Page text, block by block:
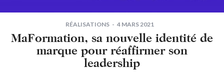
RÉALISATIONS 4 MARS 2021
MaFormation, sa nouvelle identité de
marque pour réaffirmer son
leadership